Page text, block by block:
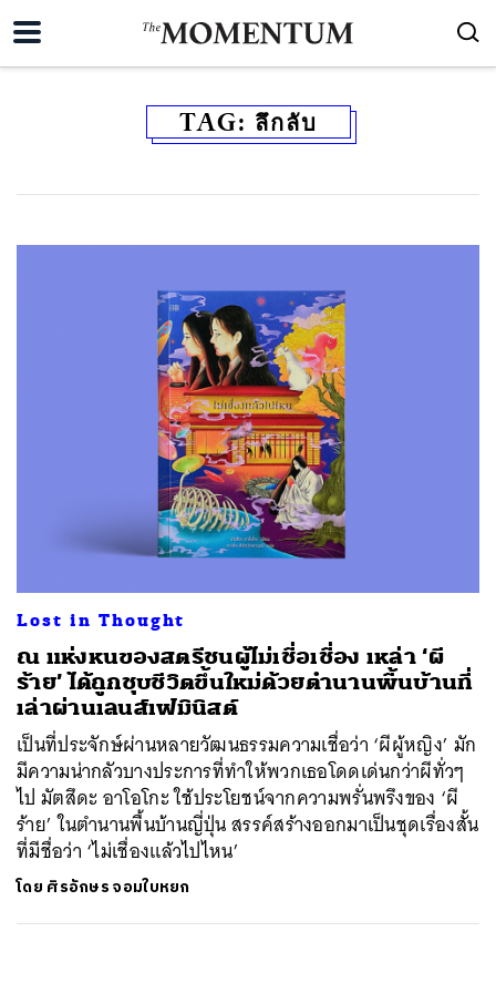
TAG: ลึกลับ
Lost in Thought
ณ แห่งหนของสตรีชนผู้ไม่เชื่อเชื่อง เหล่า ‘ผี
ร้าย’ ได้ถูกชุบชีวิตขึ้นใหม่ด้วยตำนานพื้นบ้านที่
เล่าผ่านเลนส์เฟมินิสต์
เป็นที่ประจักษ์ผ่านหลายวัฒนธรรมความเชื่อว่า ‘ผีผู้หญิง’ มัก
มีความน่ากลัวบางประการที่ทำให้พวกเธอโดดเด่นกว่าผีทั่วๆ
ไป มัตสึดะ อาโอโกะ ใช้ประโยชน์จากความพรั่นพรึงของ ‘ผี
ร้าย’ ในตำนานพื้นบ้านญี่ปุ่น สรรค์สร้างออกมาเป็นชุดเรื่องสั้น
ที่มีชื่อว่า ‘ไม่เชื่องแล้วไปไหน’
โดย ศิรอักษร จอมใบหยก
SHARE